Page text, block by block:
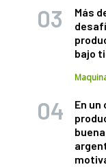
Más
bajo
En